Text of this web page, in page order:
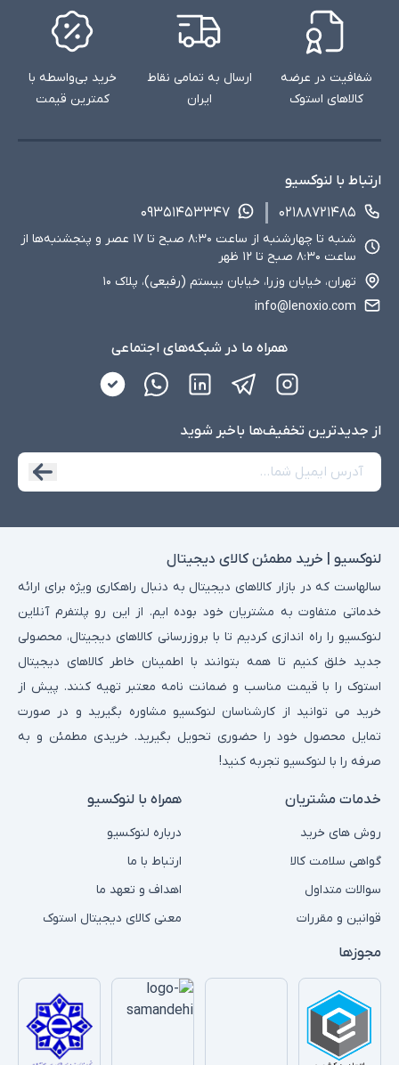
شفافیت در عرضه
کالاهای استوک
ارسال به تمامی نقاط
ایران
خرید بی‌واسطه با
کمترین قیمت
ارتباط با لنوکسیو
۰۲۱۸۸۷۲۱۴۸۵
۰۹۳۵۱۴۵۳۳۴۷
شنبه تا چهارشنبه از ساعت ۸:۳۰ صبح تا ۱۷ عصر و پنجشنبه‌ها از
ساعت ۸:۳۰ صبح تا ۱۲ ظهر
تهران، خیابان وزرا، خیابان بیستم (رفیعی)، پلاک ۱۰
info@lenoxio.com
همراه ما در شبکه‌های اجتماعی
از جدید‌ترین تخفیف‌ها با‌خبر شوید
لنوکسیو | خرید مطمئن کالای دیجیتال
سالهاست که در بازار کالاهای دیجیتال به دنبال راهکاری ویژه برای ارائه
خدماتی متفاوت به مشتریان خود بوده ایم. از این رو پلتفرم آنلاین
لنوکسیو را راه اندازی کردیم تا با بروزرسانی کالاهای دیجیتال، محصولی
جدید خلق کنیم تا همه بتوانند با اطمینان خاطر کالاهای دیجیتال
استوک را با قیمت مناسب و ضمانت نامه معتبر تهیه کنند. پیش از
خرید می توانید از کارشناسان لنوکسیو مشاوره بگیرید و در صورت
تمایل محصول خود را حضوری تحویل بگیرید. خریدی مطمئن و به
صرفه را با لنوکسیو تجربه کنید!
خدمات مشتریان
روش های خرید
گواهی سلامت کالا
سوالات متداول
قوانین و مقررات
همراه با لنوکسیو
درباره لنوکسیو
ارتباط با ما
اهداف و تعهد ما
معنی کالای دیجیتال استوک
مجوزها